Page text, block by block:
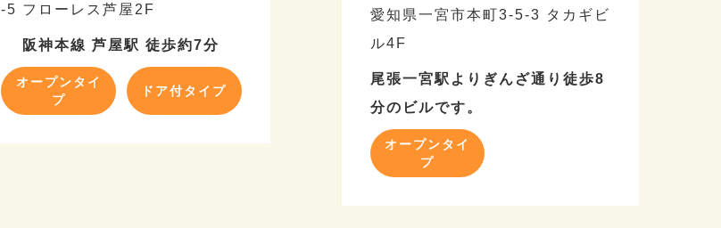
-5 フローレス芦屋2F
阪神本線 芦屋駅 徒歩約7分
オープンタイ
プ
ドア付タイプ
愛知県一宮市本町3-5-3 タカギビ
ル4F
尾張一宮駅よりぎんざ通り徒歩8
分のビルです。
オープンタイ
プ